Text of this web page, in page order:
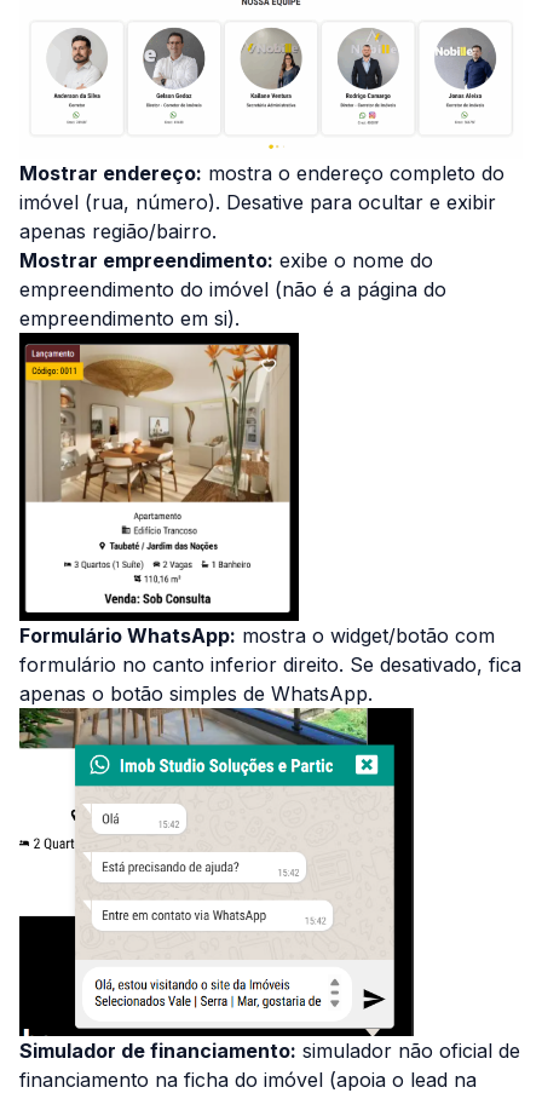
Mostrar endereço: mostra o endereço completo do
imóvel (rua, número). Desative para ocultar e exibir
apenas região/bairro.
Mostrar empreendimento: exibe o nome do
empreendimento do imóvel (não é a página do
empreendimento em si).
Formulário WhatsApp: mostra o widget/botão com
formulário no canto inferior direito. Se desativado, fica
apenas o botão simples de WhatsApp.
Simulador de financiamento: simulador não oficial de
financiamento na ficha do imóvel (apoia o lead na